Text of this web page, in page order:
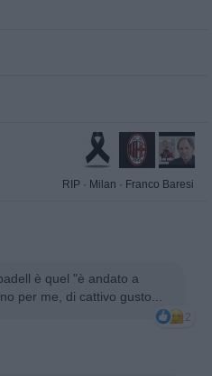
RIP · Milan · Franco Baresi
è quel "è andato a
per me, di cattivo gusto...
2